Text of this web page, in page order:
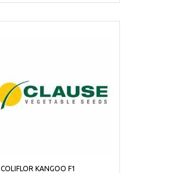
COLIFLOR KANGOO F1